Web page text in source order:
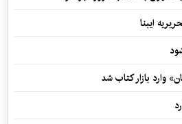
ایبنا
وارد بازار کتاب شد